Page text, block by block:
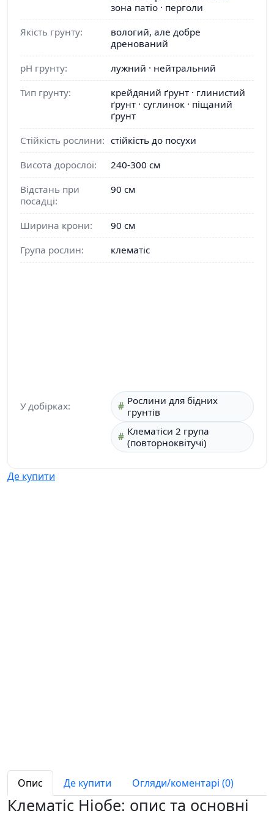
зона патіо · перголи
Якість грунту:
вологий, але добре
дренований
pH грунту:
лужний · нейтральний
Тип грунту:
крейдяний ґрунт · глинистий
ґрунт · суглинок · піщаний
ґрунт
Стійкість рослини: стійкість до посухи
Висота дорослої:
240-300 см
Відстань при
посадці:
90 см
Ширина крони:
90 см
Група рослин:
клематіс
У добірках:
Рослини для бідних
грунтів
Клематіси 2 група
(повторноквітучі)
Де купити
Опис Де купити Огляди/коментарі (0)
Клематіс Ніобе: опис та основні